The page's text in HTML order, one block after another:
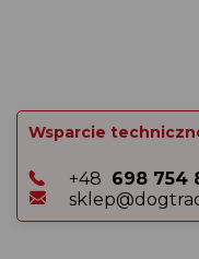
Wsparcie
+48 698 754